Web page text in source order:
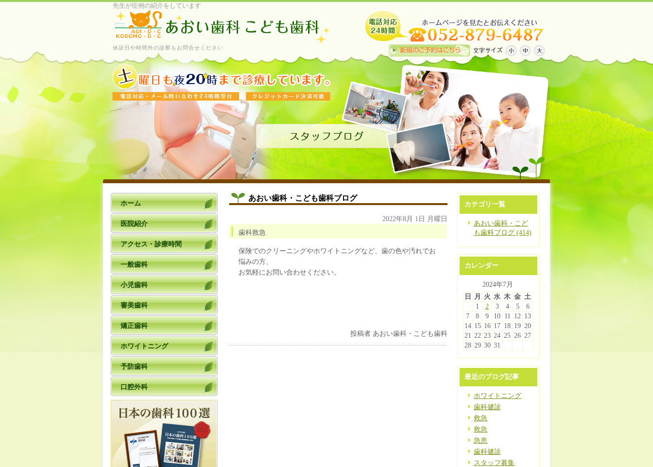
先生が症例の紹介をしています
休診日や時間外の診察もお問合せください
あおい歯科・こども歯科ブログ
2022年8月 1日 月曜日
歯科救急
保険でのクリーニングやホワイトニングなど、歯の色や汚れでお
悩みの方、
お気軽にお問い合わせください。
投稿者 あおい歯科・こども歯科
カテゴリ一覧
あおい歯科・こど
も歯科ブログ (414)
カレンダー
2024年7月
日
月 火 水 木 金 土
1
2 3 4 5
6
7
8 9 10 11 12 13
14 15 16 17 18 19 20
21 22 23 24 25 26 27
28 29 30 31
最近のブログ記事
ホワイトニング
歯科健診
救急
救急
急患
歯科健診
スタッフ募集
ホーム
医院紹介
アクセス・診療時間
一般歯科
小児歯科
審美歯科
矯正歯科
ホワイトニング
予防歯科
口腔外科